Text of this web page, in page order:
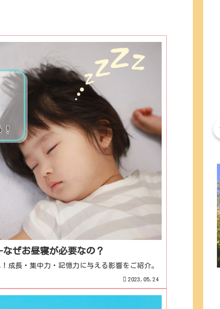
ぜお昼寝が必要なの？
成長・集中力・記憶力に与える影響をご紹介。
2023.05.24